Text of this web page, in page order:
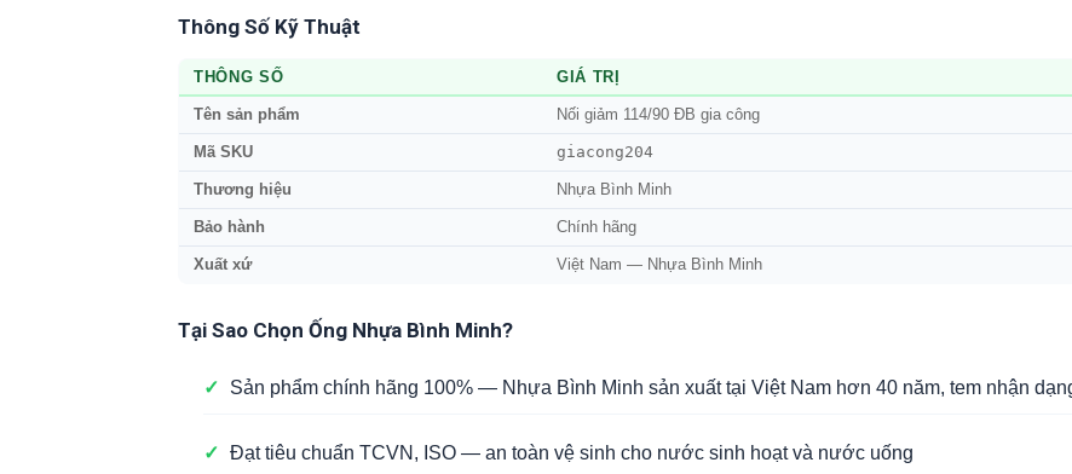
Thông Số Kỹ Thuật
THÔNG SỐ GIÁ TRỊ
Tên sản phẩm Nối giảm 114/90 ĐB gia công
Mã SKU giacong204
Thương hiệu Nhựa Bình Minh
Bảo hành Chính hãng
Xuất xứ Việt Nam — Nhựa Bình Minh
Tại Sao Chọn Ống Nhựa Bình Minh?
✓ Sản phẩm chính hãng 100% — Nhựa Bình Minh sản xuất tại Việt Nam hơn 40 năm, tem nhận
✓ Đạt tiêu chuẩn TCVN, ISO — an toàn vệ sinh cho nước sinh hoạt và nước uống